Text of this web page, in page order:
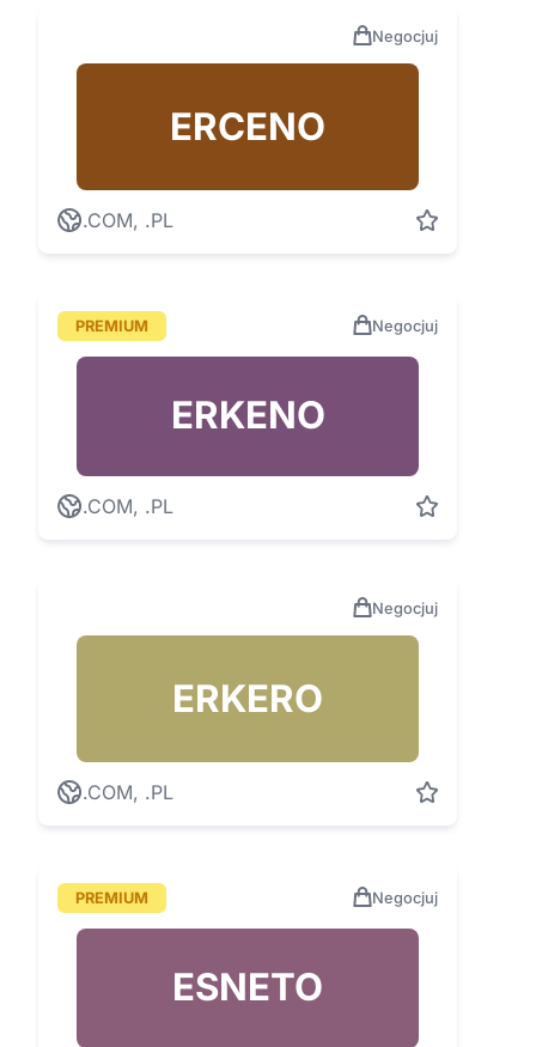
Negocjuj
ERCENO
.COM, .PL
PREMIUM Negocjuj
ERKENO
.COM, .PL
Negocjuj
ERKERO
.COM, .PL
PREMIUM Negocjuj
ESNETO